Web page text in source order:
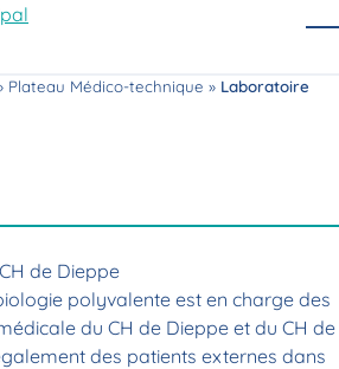
Plateau Médico-technique » Laboratoire
CH de Dieppe
polyvalente est en charge des
du CH de Dieppe et du CH de
des patients externes dans